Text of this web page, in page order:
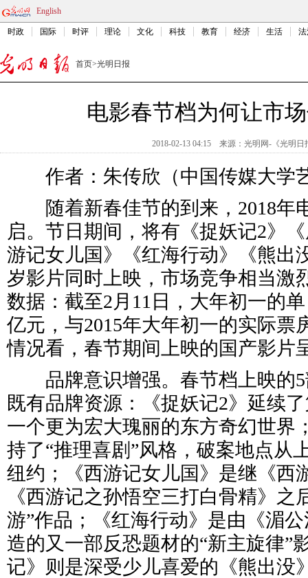
English
时政 国际 时评 理论 文化 科技 教育 经济 生活
首页>光明日报
电影春节档为何让市
2018-02-13 04:15 来源： 光明网-《光明日
作者：朱传欣（中国传媒大学
随着新春佳节的到来，2018年
启。节日期间，将有《捉妖记2》
游记女儿国》《红海行动》《熊出
岁影片同时上映，市场竞争相当激
数据：截至2月11日，大年初一的
亿元，与2015年大年初一的实际票
情况看，春节期间上映的国产影片
品牌意识增强。春节档上映的5
既有品牌资源：《捉妖记2》延续
一个更为宏大瑰丽的东方奇幻世界
持了“推理喜剧”风格，破案地点从
纽约；《西游记女儿国》是继《西
《西游记之孙悟空三打白骨精》之
游”作品；《红海行动》是由《湄
造的又一部反恐题材的“新主旋律”
记》则是深受少儿喜爱的《熊出没